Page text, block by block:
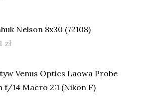
Nelson 8x30 (72108)
zł
Venus Optics Laowa Probe
f/14 Macro 2:1 (Nikon F)